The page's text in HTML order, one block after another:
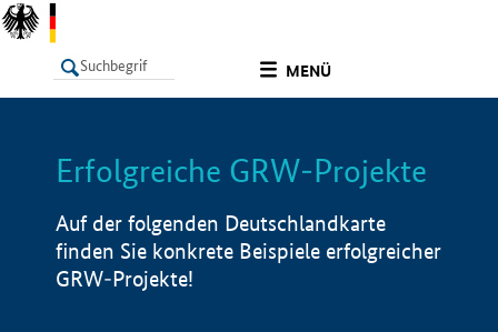
MENÜ
LISTE Info
Erfolgreiche GRW-Projekte
Auf der folgenden Deutschlandkarte
finden Sie konkrete Beispiele erfolgreicher
GRW-Projekte!